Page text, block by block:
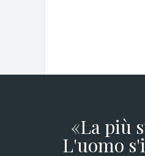
«La più
L'uomo